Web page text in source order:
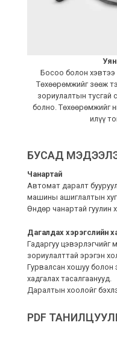
Уян
Босоо болон
Төхөөрөмжийг зөөж
зориулалтын тусгай
болно. Төхөөрөмжийг
илүү
БУСАД
Чанартай
Автомат даралт
машины ашиглалтын
Өндөр чанартай гуулин
Дагалдах хэрэгслийн
Гадаргуу
зориулалттай эрэгэн
Гурвалсан хошуу болон
хадгалах тасалгаанууд.
Даралтын хоолойг
PDF